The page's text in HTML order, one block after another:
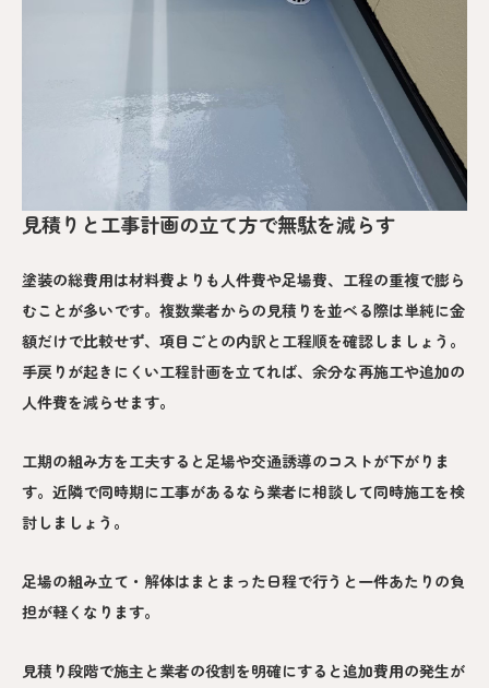
見積りと工事計画の立て方で無駄を減らす
塗装の総費用は材料費よりも人件費や足場費、工程の重複で膨ら
むことが多いです。複数業者からの見積りを並べる際は単純に金
額だけで比較せず、項目ごとの内訳と工程順を確認しましょう。
手戻りが起きにくい工程計画を立てれば、余分な再施工や追加の
人件費を減らせます。
工期の組み方を工夫すると足場や交通誘導のコストが下がりま
す。近隣で同時期に工事があるなら業者に相談して同時施工を検
討しましょう。
足場の組み立て・解体はまとまった日程で行うと一件あたりの負
担が軽くなります。
見積り段階で施主と業者の役割を明確にすると追加費用の発生が